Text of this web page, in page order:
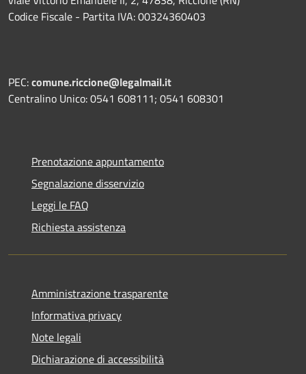
Codice Fiscale - Partita IVA: 00324360403
PEC:comune.riccione@legalmail.it
Centralino Unico: 0541 608111; 0541 608301
Prenotazione appuntamento
Segnalazione disservizio
Leggi le FAQ
Richiesta assistenza
Amministrazione trasparente
Informativa privacy
Note legali
Dichiarazione di accessibilità